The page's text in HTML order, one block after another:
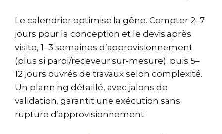
Le calendrier optimise la gêne. Compter 2–7
jours pour la conception et le devis après
visite, 1–3 semaines d’approvisionnement
(plus si paroi/receveur sur-mesure), puis 5–
12 jours ouvrés de travaux selon complexité.
Un planning détaillé, avec jalons de
validation, garantit une exécution sans
rupture d’approvisionnement.